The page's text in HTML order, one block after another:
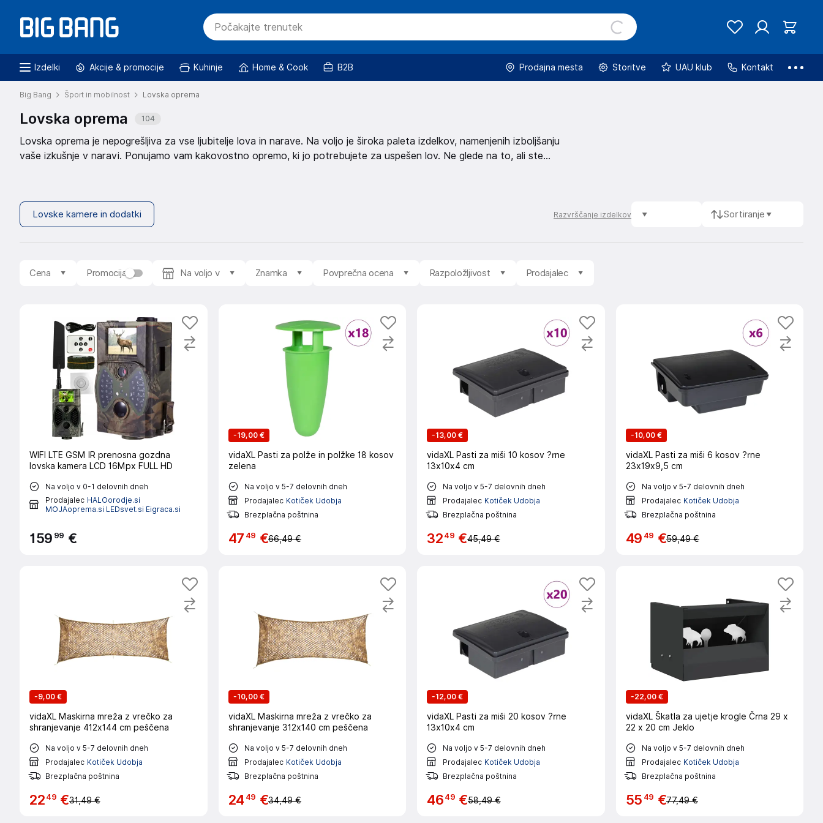
Izdelki Akcije & promocije Kuhinje Home & Cook B2B Prodajna mesta Storitve UAU klub Kontakt
Big Bang Šport in mobilnost Lovska oprema
Lovska oprema 104
Lovska oprema je nepogrešljiva za vse ljubitelje lova in narave. Na voljo je široka paleta izdelkov, namenjenih izboljšanju
vaše izkušnje v naravi. Ponujamo vam kakovostno opremo, ki jo potrebujete za uspešen lov. Ne glede na to, ali ste
lahko tudi izdelke v promociji ter izdelke znižane cene.
Lovske kamere in dodatki Sortiranje
Razvrščanje izdelkov
Cena Promocija Na voljo v Znamka Povprečna ocena Razpoložljivost Prodajalec
WIFI LTE GSM IR prenosna gozdna
lovska kamera LCD 16Mpx FULL HD
Na voljo v 0-1 delovnih dneh
Prodajalec HALOorodje.si
MOJAoprema.si LEDsvet.si Eigraca.si
159 99 €
-19,00 €
vidaXL Pasti za polže in polžke 18 kosov
zelena
Na voljo v 5-7 delovnih dneh
Prodajalec Kotiček Udobja
Brezplačna poštnina
47 49 €66,49 €
-13,00 €
vidaXL Pasti za miši 10 kosov ?rne
13x10x4 cm
Na voljo v 5-7 delovnih dneh
Prodajalec Kotiček Udobja
Brezplačna poštnina
3249 €45,49 €
-10,00 €
vidaXL Pasti za miši 6 kosov ?rne
23x19x9,5 cm
Na voljo v 5-7 delovnih dneh
Prodajalec Kotiček Udobja
Brezplačna poštnina
49 49 €59,49 €
-9,00 €
vidaXL Maskirna mreža z vrečko za
shranjevanje 412x144 cm peščena
Na voljo v 5-7 delovnih dneh
Prodajalec Kotiček Udobja
Brezplačna poštnina
2249 €31,49 €
-10,00 €
vidaXL Maskirna mreža z vrečko za
shranjevanje 312x140 cm peščena
Na voljo v 5-7 delovnih dneh
Prodajalec Kotiček Udobja
Brezplačna poštnina
24 49 €34,49 €
-12,00 €
vidaXL Pasti za miši 20 kosov ?rne
13x10x4 cm
Na voljo v 5-7 delovnih dneh
Prodajalec Kotiček Udobja
Brezplačna poštnina
4649 €58,49 €
-22,00 €
vidaXL Škatla za ujetje krogle Črna 29 x
22 x 20 cm Jeklo
Na voljo v 5-7 delovnih dneh
Prodajalec Kotiček Udobja
Brezplačna poštnina
55 49 €77,49 €